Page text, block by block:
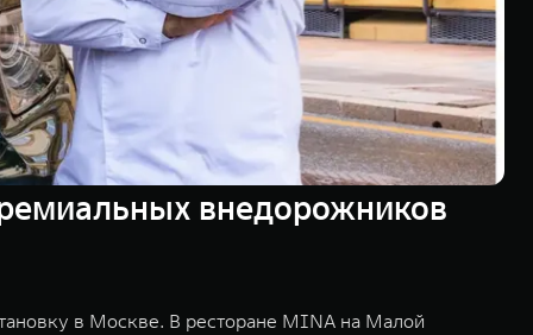
внедорожников
в Москве. В ресторане MINA на Малой